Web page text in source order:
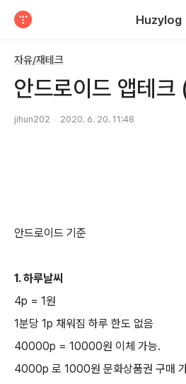
Huzylog
자유/재테크
안드로이드 앱테
jihun202 2020. 6. 20. 11:48
안드로이드 기준
1. 하루날씨
4p = 1원
1분당 1p 채워짐 하루 한도 없음
40000p = 10000원 이체 가능.
4000p 로 1000원 문화상품권 구매